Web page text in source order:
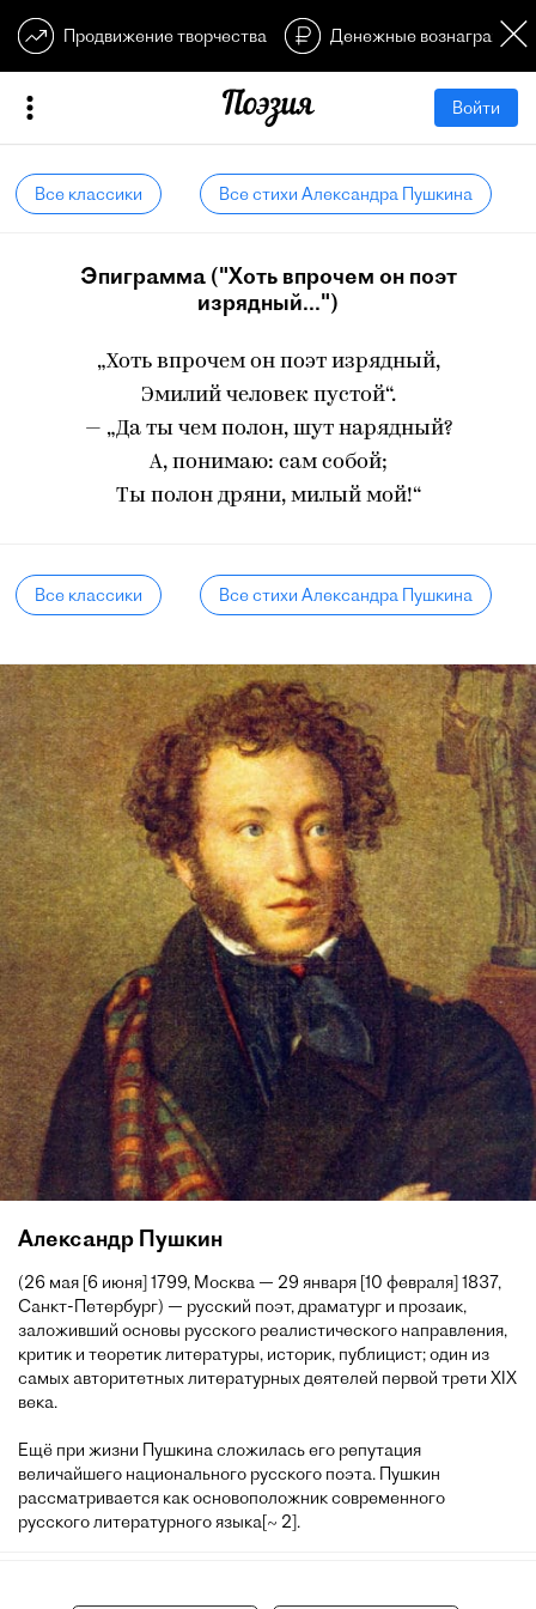
Продвижение творчества Денежные
Войти
Все классики Все стихи Александра Пушкина
Эпиграмма ("Хоть впрочем он поэт
изрядный...")
„Хоть впрочем он поэт изрядный,
Эмилий человек пустой“.
— „Да ты чем полон, шут нарядный?
А, понимаю: сам собой;
Ты полон дряни, милый мой!“
Все классики Все стихи Александра Пушкина
Александр Пушкин
(26 мая [6 июня] 1799, Москва — 29 января [10 февраля] 1837,
Санкт-Петербург) — русский поэт, драматург и прозаик,
заложивший основы русского реалистического направления,
критик и теоретик литературы, историк, публицист; один из
самых авторитетных литературных деятелей первой трети XIX
века.
Ещё при жизни Пушкина сложилась его репутация
величайшего национального русского поэта. Пушкин
рассматривается как основоположник современного
русского литературного языка[~ 2].